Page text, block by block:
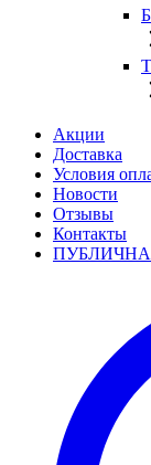
Акции
Доставка
Условия
Новости
Отзывы
Контакты